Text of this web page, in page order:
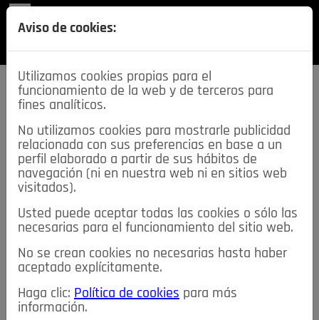
SECCIONES
descarga esta
REVISTA
≡NOTICIAS
NOTICIAS SERVICIOS DE INTERÉS
TABLÓN DE ANUNCIOS MIS ANUNCIOS CONTACTO
NOSOTROS
Aviso de cookies:
Utilizamos cookies propias para el
funcionamiento de la web y de terceros para
fines analíticos.
No utilizamos cookies para mostrarle publicidad
relacionada con sus preferencias en base a un
perfil elaborado a partir de sus hábitos de
navegación (ni en nuestra web ni en sitios web
visitados).
Usted puede aceptar todas las cookies o sólo las
necesarias para el funcionamiento del sitio web.
No se crean cookies no necesarias hasta haber
aceptado explícitamente.
Haga clic: Política de cookies para más
información.